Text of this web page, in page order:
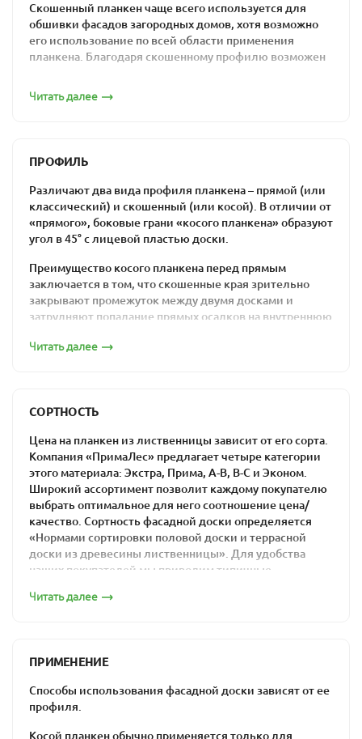
Скошенный планкен чаще всего используется для
обшивки фасадов загородных домов, хотя возможно
его использование по всей области применения
планкена. Благодаря скошенному профилю возможен
конструкции атмосферным осадкам.
породы (лиственницы), делают скошенный планкен
оптимальным решением для оформления фасадов.
Преимущества и
особенности
применения материала
По сравнению с прямым профилем косой планкен
используют в основном для создания заборов и
«ПримаЛес»
В компании «ПримаЛес» вы сможете купить косой
планкен из лиственницы, который будет
соответствовать всем вашим требованиям.
Характеристики
материала
сечение профиля – 20х140 мм;
Продается в упаковках по 5 досок: цена материала
формируется в зависимости от выбранного вами сорта
Читать далее
ПРОФИЛЬ
Различают два вида профиля планкена – прямой (или
классический) и скошенный (или косой). В отличии от
«прямого», боковые грани «косого планкена» образуют
угол в 45° с лицевой пластью доски.
Преимущество косого планкена перед прямым
заключается в том, что скошенные края зрительно
закрывают промежуток между двумя досками и
затрудняют попадание прямых осадков на внутреннюю
монтаж скошенного планкена значительно более
Читать далее
СОРТНОСТЬ
Цена на планкен из лиственницы зависит от его сорта.
Компания «ПримаЛес» предлагает четыре категории
этого материала: Экстра, Прима, А-В, В-С и Эконом.
Широкий ассортимент позволит каждому покупателю
выбрать оптимальное для него соотношение цена/
качество. Сортность фасадной доски определяется
«Нормами сортировки половой доски и террасной
доски из древесины лиственницы». Для удобства
наших покупателей мы приводим типичные
Читать далее
ПРИМЕНЕНИЕ
Способы использования фасадной доски зависят от ее
профиля.
Косой планкен обычно применяется только для